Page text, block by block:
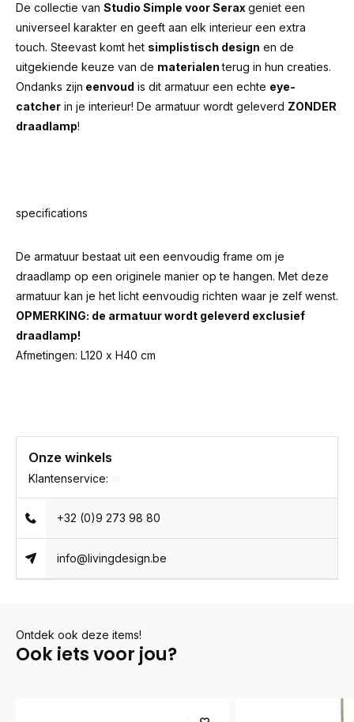
De collectie van Studio Simple voor Serax geniet een
universeel karakter en geeft aan elk interieur een extra
touch. Steevast komt het simplistisch design en de
uitgekiende keuze van de materialenterug in hun creaties.
Ondanks zijn eenvoud is dit armatuur een echte eye-
catcher in je interieur! De armatuur wordt geleverd ZONDER
draadlamp!
specifications
De armatuur bestaat uit een eenvoudig frame om je
draadlamp op een originele manier op te hangen. Met deze
armatuur kan je het licht eenvoudig richten waar je zelf wenst.
OPMERKING: de armatuur wordt geleverd exclusief
draadlamp!
Afmetingen: L120 x H40 cm
Onze winkels
Klantenservice:
+32 (0)9 273 98 80
info@livingdesign.be
Ontdek ook deze items!
Ook iets voor jou?